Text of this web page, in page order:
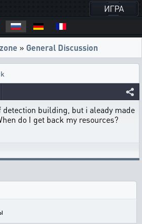
ИГРА
» General Discussion
building, but i aleady made
do I get back my resources?